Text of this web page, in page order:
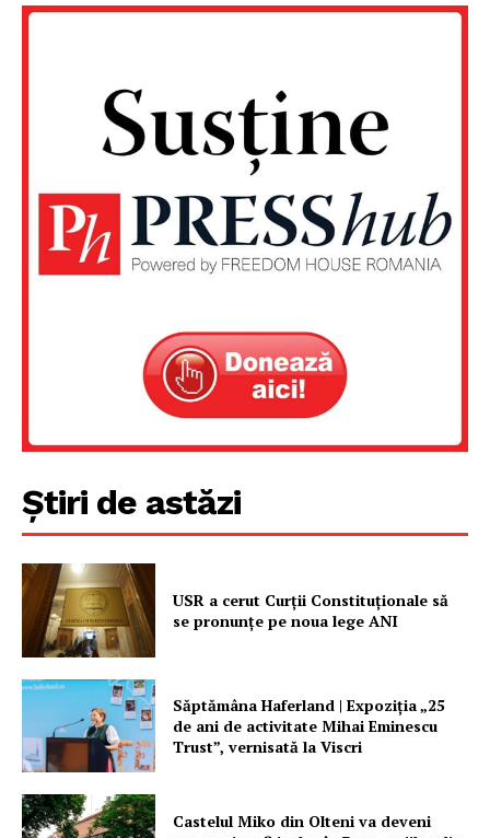
Un proiect
FREEDOM HOUSE ROMÂNIA
PRESShub
Proiecte editoriale
Rețea
Contact
Știri de astăzi
USR a cerut Curții Constituționale să
se pronunțe pe noua lege ANI
Săptămâna Haferland | Expoziţia „25
de ani de activitate Mihai Eminescu
Trust”, vernisată la Viscri
Castelul Miko din Olteni va deveni